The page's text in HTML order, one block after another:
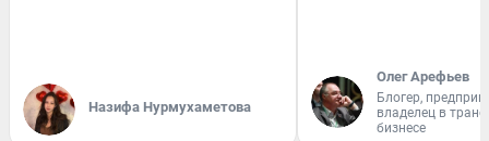
Назифа Нурмухаметова
Олег Арефьев
Блогер,
владелец в
бизнесе